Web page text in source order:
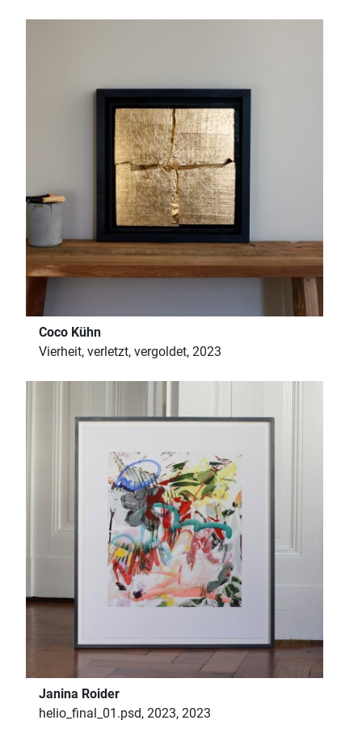
Coco Kühn
Vierheit, verletzt, vergoldet, 2023
Janina Roider
helio_final_01.psd, 2023, 2023